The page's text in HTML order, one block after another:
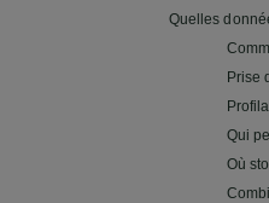
Quelles
Prise
Qui
Où